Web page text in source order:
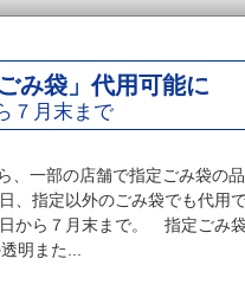
み袋」代用可能に
７月末まで
、一部の店舗で指定ごみ袋の
、指定以外のごみ袋でも代用
から７月末まで。 指定ごみ
明また...